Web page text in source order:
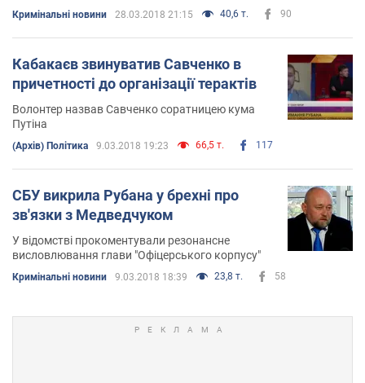
Кримінальні новини 28.03.2018 21:15 40,6 т. 90
Кабакаєв звинуватив Савченко в
причетності до організації терактів
Волонтер назвав Савченко соратницею кума
Путіна
(Архів) Політика 9.03.2018 19:23 66,5 т. 117
СБУ викрила Рубана у брехні про
зв'язки з Медведчуком
У відомстві прокоментували резонансне
висловлювання глави "Офіцерського корпусу"
Кримінальні новини 9.03.2018 18:39 23,8 т. 58